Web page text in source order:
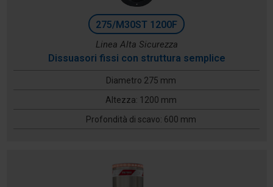
275/M30ST 1200F
Linea Alta Sicurezza
Dissuasori fissi con struttura semplice
Diametro 275 mm
Altezza: 1200 mm
Profondità di scavo: 600 mm